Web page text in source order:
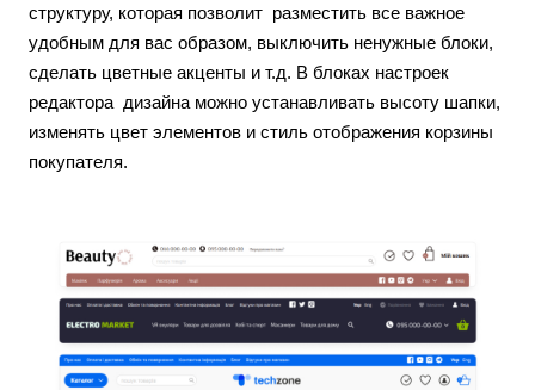
структуру, которая позволит разместить все важное
удобным для вас образом, выключить ненужные блоки,
сделать цветные акценты и т.д. В блоках настроек
редактора дизайна можно устанавливать высоту шапки,
изменять цвет элементов и стиль отображения корзины
покупателя.